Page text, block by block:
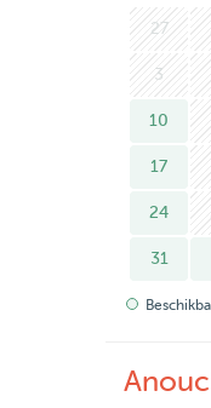
27
3
10
17
24
31